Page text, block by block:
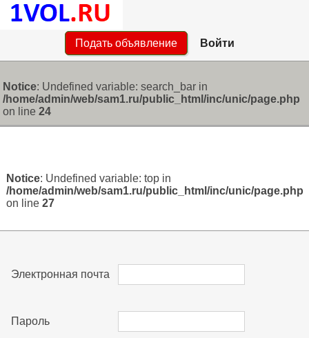
Подать объявление Войти
Notice: Undefined variable: search_bar in
/home/admin/web/sam1.ru/public_html/inc/unic/page.php
on line24
Notice: Undefined variable: top in
/home/admin/web/sam1.ru/public_html/inc/unic/page.php
on line 27
Электронная почта
Пароль